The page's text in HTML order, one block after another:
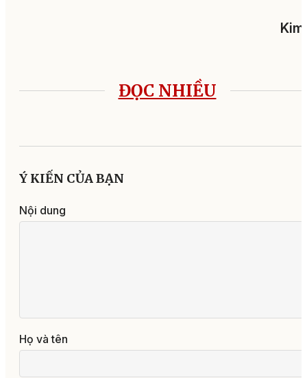
ĐỌC NHIỀU
Ý KIẾN CỦA BẠN
Nội dung
Họ và tên